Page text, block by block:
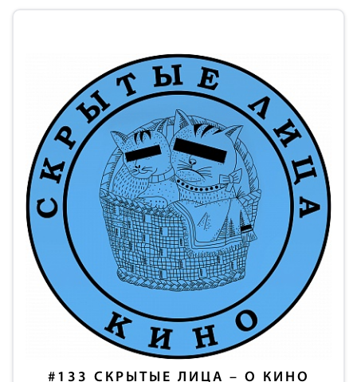
#133 СКРЫТЫЕ ЛИЦА – О КИНО